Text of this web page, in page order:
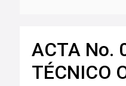
ACTA No.
TÉCNICO